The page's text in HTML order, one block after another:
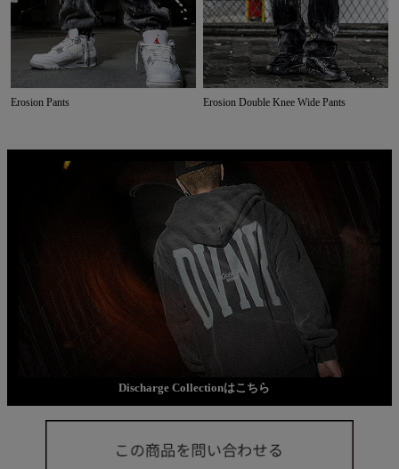
Erosion Pants Erosion Double Knee Wide Pants
Discharge Collectionはこちら